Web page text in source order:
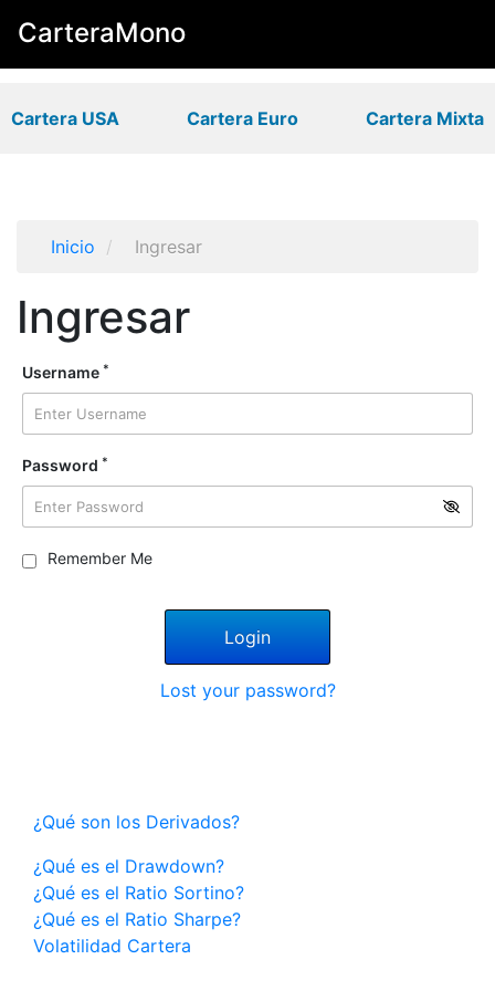
CarteraMono
Cartera USA Cartera Euro Cartera Mixta
Inicio / Ingresar
Ingresar
Username *
Password *
Remember Me
Lost your password?
¿Qué son los Derivados?
¿Qué es el Drawdown?
¿Qué es el Ratio Sortino?
¿Qué es el Ratio Sharpe?
Volatilidad Cartera